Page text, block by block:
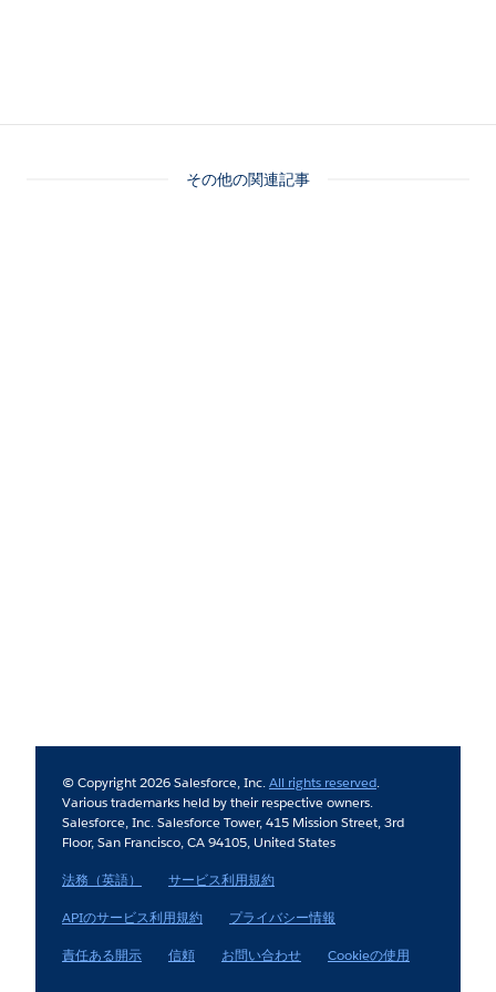
その他の関連記事
© Copyright 2026 Salesforce, Inc.All rights reserved.
Various trademarks held by their respective owners.
Salesforce, Inc. Salesforce Tower, 415 Mission Street, 3rd
Floor, San Francisco, CA 94105, United States
法務（英語）
サービス利用規約
APIのサービス利用規約
プライバシー情報
責任ある開示
信頼 お問い合わせ Cookieの使用